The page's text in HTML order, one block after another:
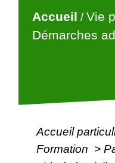
Accueil /Vie
Démarches
Accueil
Formation >